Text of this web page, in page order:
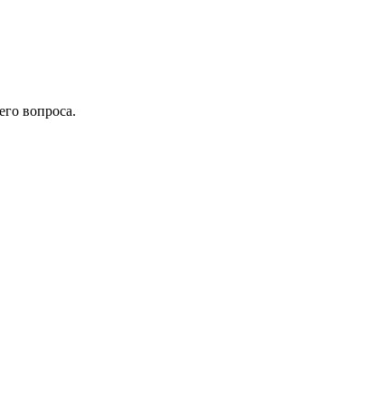
вопроса.